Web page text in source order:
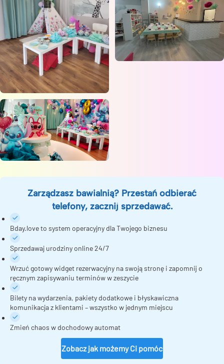
Zarządzasz bawialnią? Przestań odbierać
telefony, zacznij sprzedawać.
Bday.love to system operacyjny dla Twojego biznesu
Sprzedawaj urodziny online 24/7
Wrzuć gotowy widget rezerwacyjny na swoją stronę i zapomnij o
ręcznym zapisywaniu terminów w zeszycie
Bilety na wydarzenia, pakiety dodatkowe i błyskawiczna
komunikacja z klientami – wszystko w jednym miejscu
Zmień chaos w dochodowy automat
Zobacz jak możemy Ci pomóc